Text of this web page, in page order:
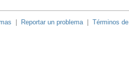
Reportar un problema| Términos